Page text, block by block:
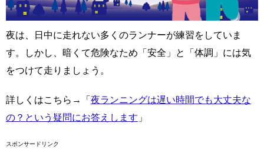
夜は、日中に走れない多くのランナーが練習をしていま
す。しかし、暗くて危険なため「安全」と「体調」には気
をつけて走りましょう。
詳しくはこちら→「 夜ランニングは遅い時間でも大丈夫な
の？という疑問にお答えします 」
スポンサードリンク